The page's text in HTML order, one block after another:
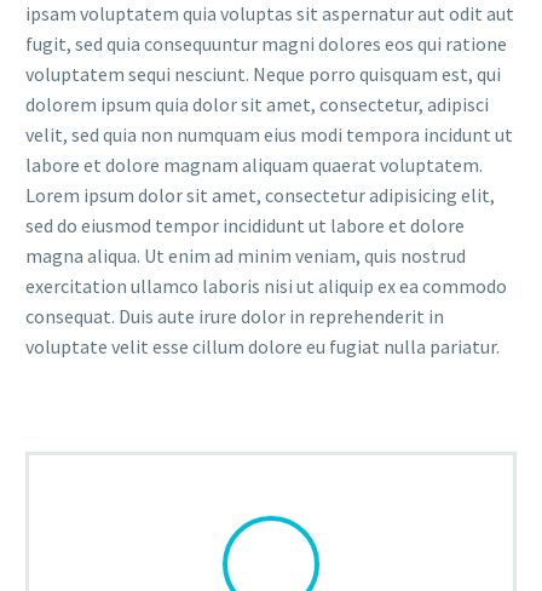
ipsam voluptatem quia voluptas sit aspernatur aut odit aut
fugit, sed quia consequuntur magni dolores eos qui ratione
voluptatem sequi nesciunt. Neque porro quisquam est, qui
dolorem ipsum quia dolor sit amet, consectetur, adipisci
velit, sed quia non numquam eius modi tempora incidunt ut
labore et dolore magnam aliquam quaerat voluptatem.
Lorem ipsum dolor sit amet, consectetur adipisicing elit,
sed do eiusmod tempor incididunt ut labore et dolore
magna aliqua. Ut enim ad minim veniam, quis nostrud
exercitation ullamco laboris nisi ut aliquip ex ea commodo
consequat. Duis aute irure dolor in reprehenderit in
voluptate velit esse cillum dolore eu fugiat nulla pariatur.